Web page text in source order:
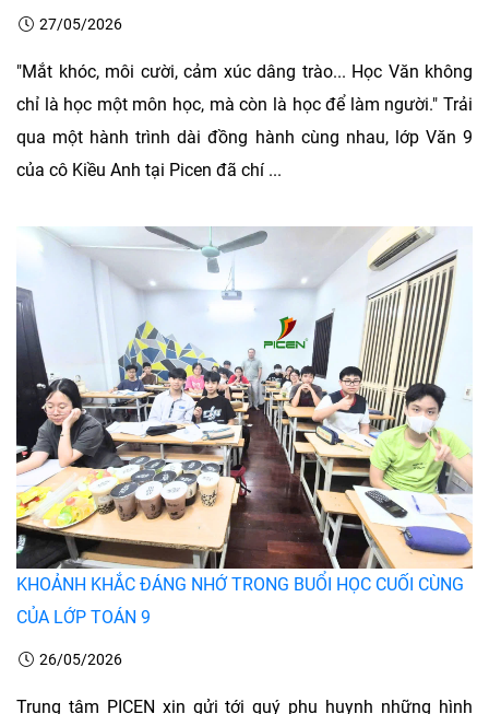
27/05/2026
"Mắt khóc, môi cười, cảm xúc dâng trào... Học Văn không
chỉ là học một môn học, mà còn là học để làm người." Trải
qua một hành trình dài đồng hành cùng nhau, lớp Văn 9
của cô Kiều Anh tại Picen đã chí ...
KHOẢNH KHẮC ĐÁNG NHỚ TRONG BUỔI HỌC CUỐI CÙNG
CỦA LỚP TOÁN 9
26/05/2026
Trung tâm PICEN xin gửi tới quý phụ huynh những hình